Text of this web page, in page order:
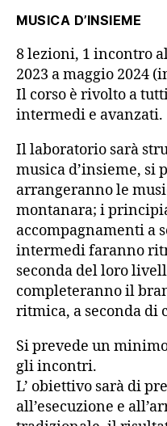
MUSICA D’INSIEME
8 lezioni, 1 incontro
2023 a maggio 2024
Il corso è rivolto a
intermedi e avanzati.
Il laboratorio sarà
musica d’insieme, si
arrangeranno le
montanara; i
accompagnamenti a
intermedi faranno
seconda del loro
completeranno il
ritmica, a seconda di
Si prevede un
gli incontri.
L’ obiettivo sarà di
all’esecuzione e